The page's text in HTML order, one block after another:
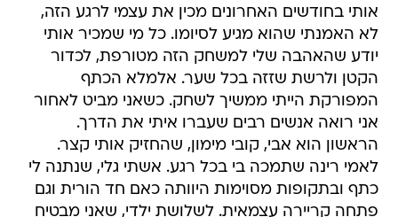
אותי בחודשים האחרונים מכין את עצמי לרגע הזה,
לא האמנתי שהוא מגיע לסיומו. כל מי שמכיר אותי
יודע שהאהבה שלי למשחק הזה מטורפת, לכדור
הקטן ולרשת שזזה בכל שער. אלמלא הכתף
המפורקת הייתי ממשיך לשחק. כשאני מביט לאחור
אני רואה אנשים רבים שעברו איתי את הדרך.
הראשון הוא אבי, קובי מימון, שהחזיק אותי קצר.
לאמי רינה שתמכה בי בכל רגע. אשתי גלי, שנתנה לי
כתף ובתקופות מסוימות היוותה כאם חד הורית וגם
פתחה קריירה עצמאית. לשלושת ילדי, שאני מבטיח